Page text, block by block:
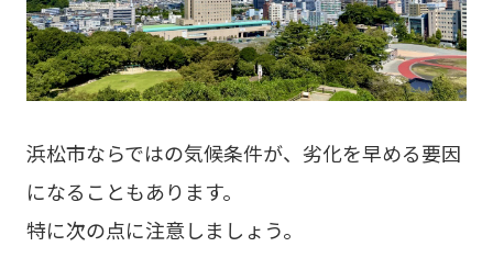
浜松市ならではの気候条件が、劣化を早める要因
になることもあります。
特に次の点に注意しましょう。